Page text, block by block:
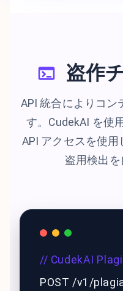
盗作
API 統合によりコン
す。CudekAI を使
API アクセスを使
盗用検出を
// CudekAI
POST /v1/